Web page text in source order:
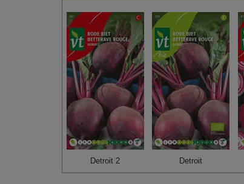
Detroit 2 Detroit